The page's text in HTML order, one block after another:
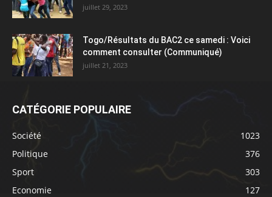
juillet 29, 2023
Togo/Résultats du BAC2 ce samedi : Voici
comment consulter (Communiqué)
juillet 21, 2023
CATÉGORIE POPULAIRE
Société
1023
Politique
376
Sport
303
Economie
127